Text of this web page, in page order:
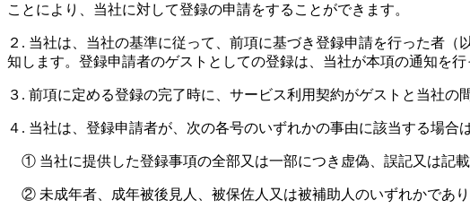
ことにより、当社に対して登録の申請をすることができます。
２. 当社は、当社の基準に従って、前項に基づき登録申請を行った者
知します。登録申請者のゲストとしての登録は、当社が本項の通知を
３. 前項に定める登録の完了時に、サービス利用契約がゲストと当社
４. 当社は、登録申請者が、次の各号のいずれかの事由に該当する場
① 当社に提供した登録事項の全部又は一部につき虚偽、誤記又は記
② 未成年者、成年被後見人、被保佐人又は被補助人のいずれかであ